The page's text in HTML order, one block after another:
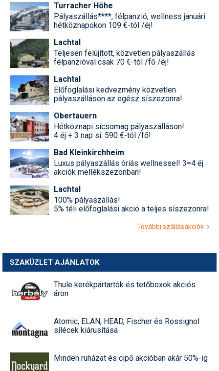
Turracher Höhe
Pályaszállás****, félpanzió, wellness januári
hétköznapokon 109 €-tól /éj!
Lachtal
Teljesen felújított, közvetlen pályaszállás
félpanzióval csak 70 €-tól /fő /éj!
Lachtal
Előfoglalási kedvezmény közvetlen
pályaszálláson az egész síszezonra!
Obertauern
Hétköznapi sícsomag pályaszálláson!
4 éj + 3 nap sí: 590 €-tól /fő!
Bad Kleinkirchheim
Luxus pályaszállás óriás wellnessel! 3=4 éj
akciók mellékszezonban!
Lachtal
100% pályaszállás!
5% téli előfoglalási akció a teljes síszezonra!
További szállásakciók
SZAKÜZLET AJÁNLATOK
Thule kerékpártartók és tetőboxok akciós
áron
Atomic, ELAN, HEAD, Fischer és Rossignol
sílécek kiárusítása
Minden ruházat és cipő akcióban akár 50%-ig